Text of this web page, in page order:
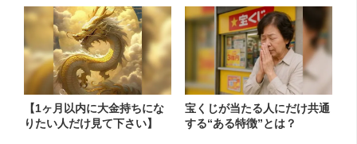
【1ヶ月以内に大金持ちにな
りたい人だけ見て下さい】
宝くじが当たる人にだけ共通
する“ある特徴”とは？